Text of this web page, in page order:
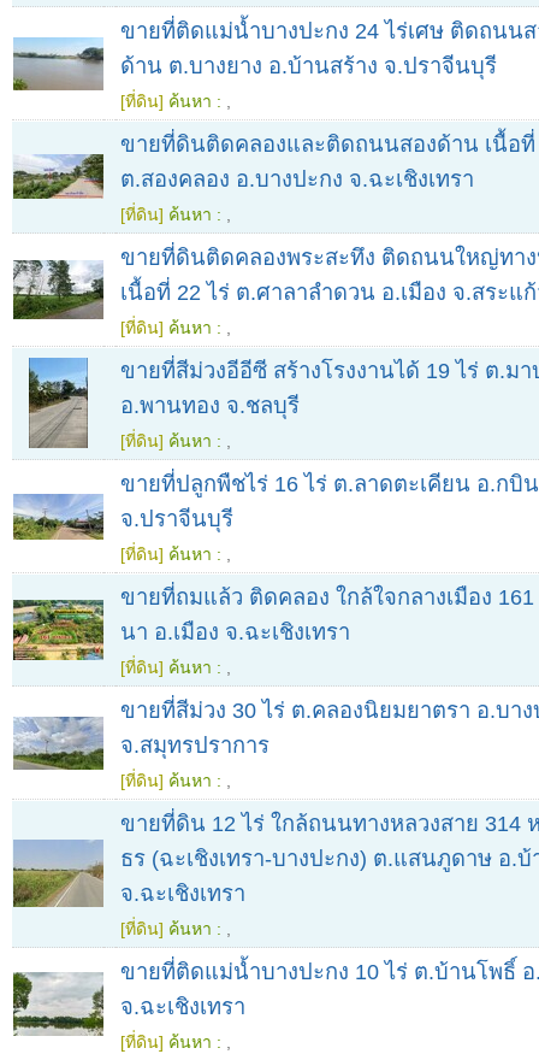
ขายที่ติดแม่น้ำบางปะกง 24 ไร่เศษ ติดถนน
ด้าน ต.บางยาง อ.บ้านสร้าง จ.ปราจีนบุรี
[ที่ดิน] ค้นหา :
ขายที่ดินติดคลองและติดถนนสองด้าน เนื้อที่
ต.สองคลอง อ.บางปะกง จ.ฉะเชิงเทรา
[ที่ดิน] ค้นหา :
ขายที่ดินติดคลองพระสะทึง ติดถนนใหญ่ทาง
เนื้อที่ 22 ไร่ ต.ศาลาลำดวน อ.เมือง จ.สระแ
[ที่ดิน] ค้นหา :
ขายที่สีม่วงอีอีซี สร้างโรงงานได้ 19 ไร่ ต.มา
อ.พานทอง จ.ชลบุรี
[ที่ดิน] ค้นหา :
ขายที่ปลูกพืชไร่ 16 ไร่ ต.ลาดตะเคียน อ.กบิ
จ.ปราจีนบุรี
[ที่ดิน] ค้นหา :
ขายที่ถมแล้ว ติดคลอง ใกล้ใจกลางเมือง
นา อ.เมือง จ.ฉะเชิงเทรา
[ที่ดิน] ค้นหา :
ขายที่สีม่วง 30 ไร่ ต.คลองนิยมยาตรา อ.บา
จ.สมุทรปราการ
[ที่ดิน] ค้นหา :
ขายที่ดิน 12 ไร่ ใกล้ถนนทางหลวงสาย 314
ธร (ฉะเชิงเทรา-บางปะกง) ต.แสนภูดาษ อ.
จ.ฉะเชิงเทรา
[ที่ดิน] ค้นหา :
ขายที่ติดแม่น้ำบางปะกง 10 ไร่ ต.บ้านโพธิ์
จ.ฉะเชิงเทรา
[ที่ดิน] ค้นหา :